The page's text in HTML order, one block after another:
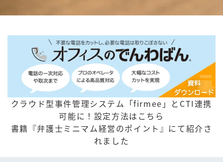
クラウド型事件管理システム「firmee」とCTI連携
可能に！ 設定方法はこちら
書籍『弁護士ミニマム経営のポイント』にて紹介さ
れました